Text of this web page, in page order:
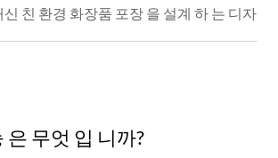
친 환경 화장품 포장 을 설계 하 는 디자
다.는 과테말라 출신 디자이너 인Elena
장품 포장를 ...
은 무엇 입 니까?